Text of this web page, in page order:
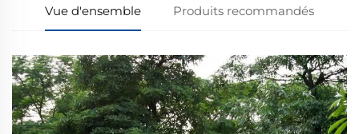
Vue d'ensemble Produits recommandés